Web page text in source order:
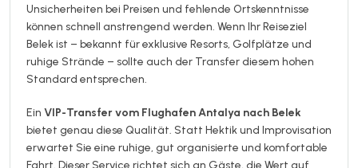
Unsicherheiten bei Preisen und fehlende Ortskenntnisse
können schnell anstrengend werden. Wenn Ihr Reiseziel
Belek ist – bekannt für exklusive Resorts, Golfplätze und
ruhige Strände – sollte auch der Transfer diesem hohen
Standard entsprechen.
Ein VIP-Transfer vom Flughafen Antalya nach Belek
bietet genau diese Qualität. Statt Hektik und Improvisation
erwartet Sie eine ruhige, gut organisierte und komfortable